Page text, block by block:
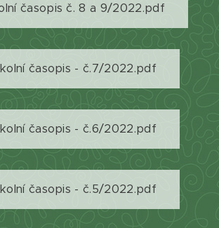
časopis č. 8 a 9/2022.pdf
časopis - č.7/2022.pdf
časopis - č.6/2022.pdf
časopis - č.5/2022.pdf